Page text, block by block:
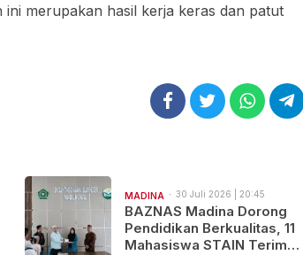
merupakan hasil kerja keras dan patut
MADINA 30 Juli 2026 | 20:45
BAZNAS Madina Dorong
Pendidikan Berkualitas, 11
Mahasiswa STAIN Terima